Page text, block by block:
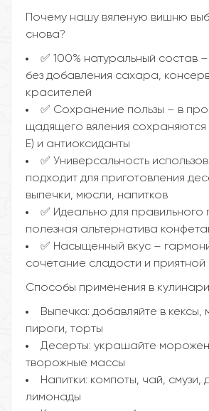
Почему нашу вяленую вишню
снова?
✅ 100% натуральный состав
без добавления сахара,
красителей
✅ Сохранение пользы – в
щадящего вяления сохраняются
Е) и антиоксиданты
✅ Универсальность
подходит для приготовления
выпечки, мюсли, напитков
✅ Идеально для правильного
полезная альтернатива
✅ Насыщенный вкус –
сочетание сладости и приятной
Способы применения в
Выпечка: добавляйте в кексы,
пироги, торты
Десерты: украшайте
творожные массы
Напитки: компоты, чай,
лимонады